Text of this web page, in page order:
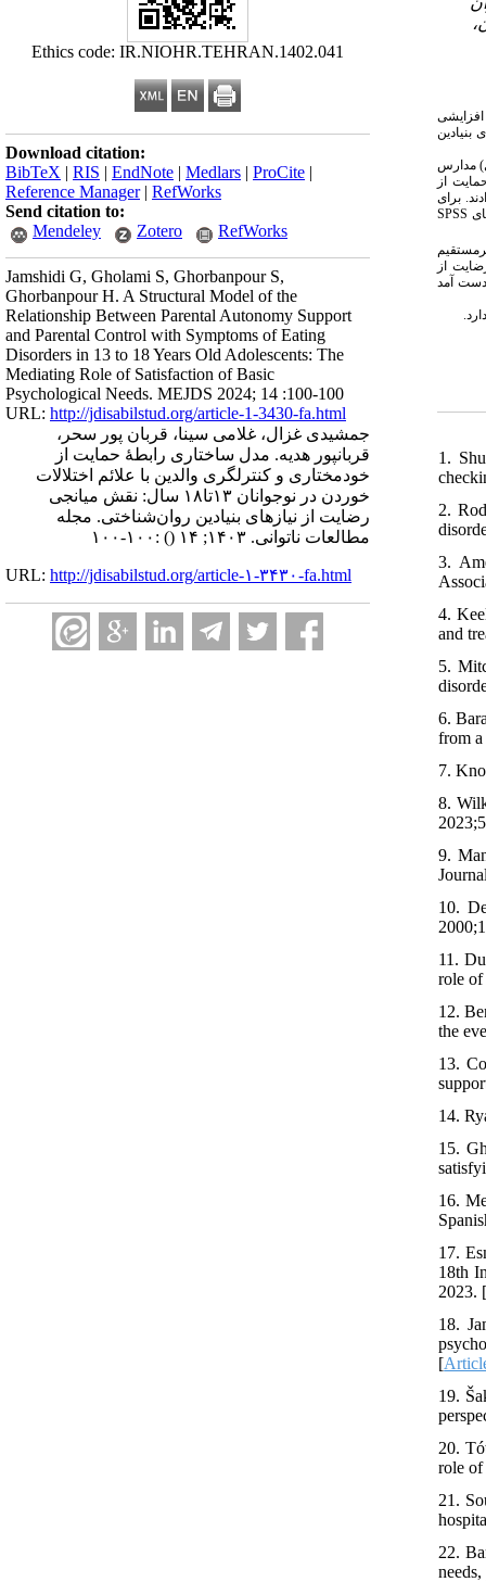
Ethics code: IR.NIOHR.TEHRAN.1402.041
Download citation:
BibTeX | RIS | EndNote | Medlars | ProCite |
Reference Manager| RefWorks
Send citation to:
Mendeley
Zotero RefWorks
Jamshidi G, Gholami S, Ghorbanpour S,
Ghorbanpour H. A Structural Model of the
Relationship Between Parental Autonomy Support
and Parental Control with Symptoms of Eating
Disorders in 13 to 18 Years Old Adolescents: The
Mediating Role of Satisfaction of Basic
Psychological Needs. MEJDS 2024; 14 :100-100
URL: http://jdisabilstud.org/article-1-3430-fa.html
جمشیدی غزال، غلامی سینا، قربان پور سحر،
قربانپور هدیه. مدل ساختاری رابطهٔ حمایت از
خودمختاری و کنترلگری والدین با علائم اختلالات
خوردن در نوجوانان ۱۳تا۱۸ سال: نقش میانجی
رضایت از نیازهای بنیادین روان‌شناختی. مجله
مطالعات ناتوانی. ۱۴۰۳; ۱۴
() :۱۰۰-۱۰۰
URL: http://jdisabilstud.org/article-۱-۳۴۳۰-fa.html
رضایت از نیازهای بنیادین
معادلات ساختاری بود. جامعهٔ آماری پژوهش را تمامی دانش‌آموزان مقاطع متوسطهٔ اول و دوم (۱۳تا۱۸ سال) مدارس
به مقیاس حمایت از
و سیکینیوس، ۱۹۹۴) و آزمون نگرش به خوردن (گارنر و همکاران، ۱۹۸۲) پاسخ دادند. برای
SPSS
از
آمد
1.
2.
3.
4.
and
5.
6.
from
7.
8.
9.
10.
11.
role of
12.
the
13.
14.
15.
16.
17.
18th
2023.
18.
[
19.
20.
role of
21.
22.